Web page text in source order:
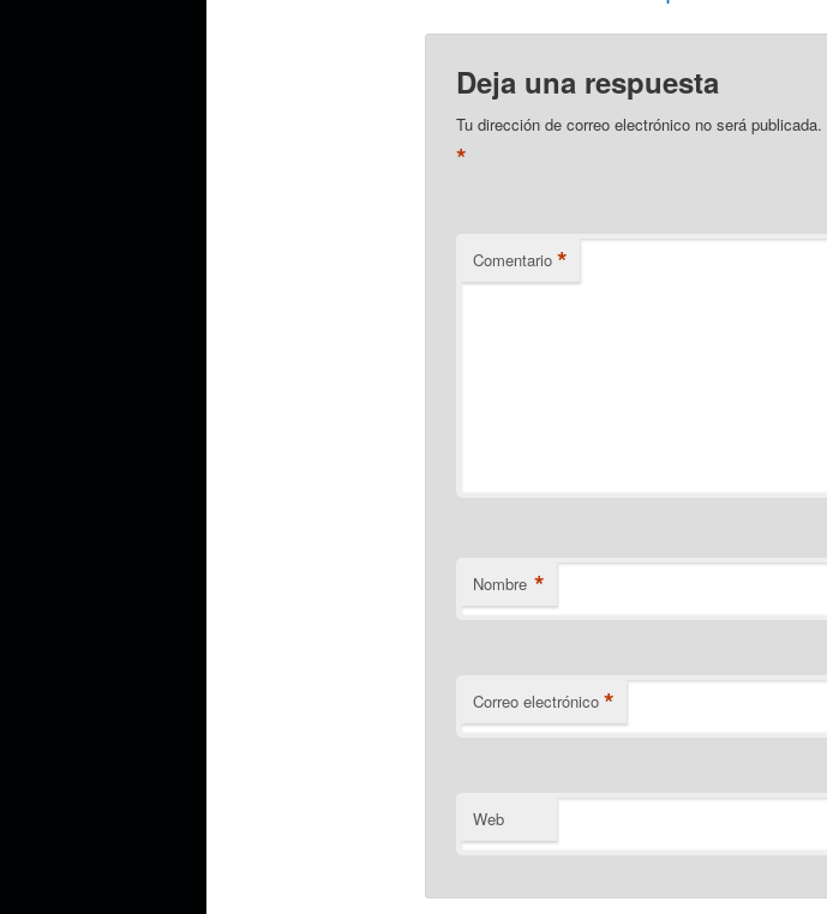
Deja una respuesta
Tu dirección de correo electrónico no será publicada.
*
Comentario *
Nombre *
Correo electrónico *
Web